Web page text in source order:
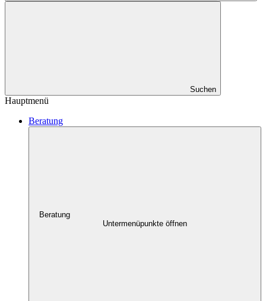
Suchen
Hauptmenü
Beratung
Beratung
Untermenüpunkte öffnen